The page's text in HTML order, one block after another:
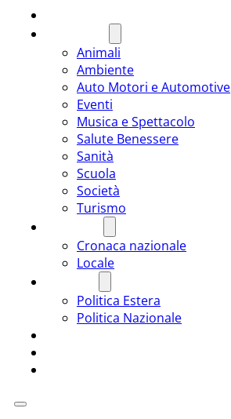
Animali
Ambiente
Auto Motori e Automotive
Eventi
Musica e Spettacolo
Salute Benessere
Sanità
Scuola
Società
Turismo
Cronaca nazionale
Locale
Politica Estera
Politica Nazionale